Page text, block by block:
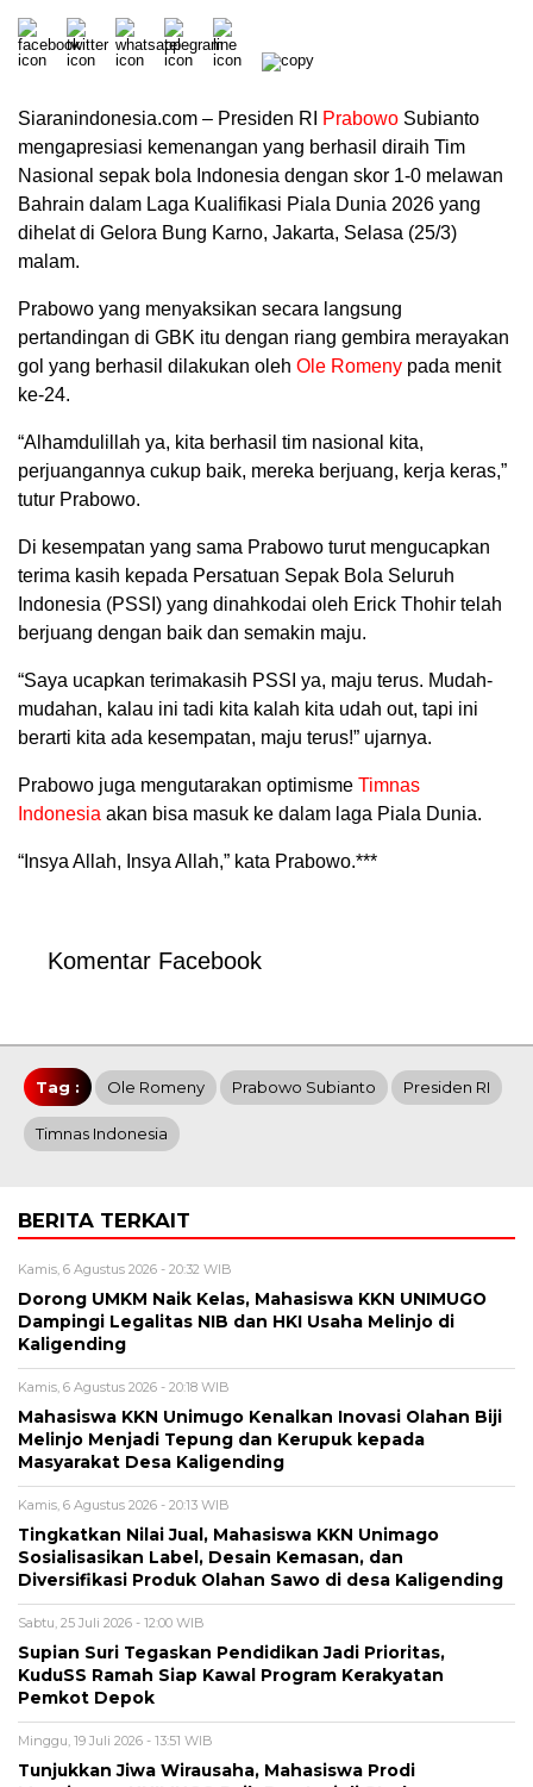
Siaranindonesia.com – Presiden RI Prabowo Subianto
mengapresiasi kemenangan yang berhasil diraih Tim
Nasional sepak bola Indonesia dengan skor 1-0 melawan
Bahrain dalam Laga Kualifikasi Piala Dunia 2026 yang
dihelat di Gelora Bung Karno, Jakarta, Selasa (25/3)
malam.
Prabowo yang menyaksikan secara langsung
pertandingan di GBK itu dengan riang gembira merayakan
gol yang berhasil dilakukan oleh Ole Romeny pada menit
ke-24.
“Alhamdulillah ya, kita berhasil tim nasional kita,
perjuangannya cukup baik, mereka berjuang, kerja keras,”
tutur Prabowo.
Di kesempatan yang sama Prabowo turut mengucapkan
terima kasih kepada Persatuan Sepak Bola Seluruh
Indonesia (PSSI) yang dinahkodai oleh Erick Thohir telah
berjuang dengan baik dan semakin maju.
“Saya ucapkan terimakasih PSSI ya, maju terus. Mudah-
mudahan, kalau ini tadi kita kalah kita udah out, tapi ini
berarti kita ada kesempatan, maju terus!” ujarnya.
Prabowo juga mengutarakan optimisme Timnas
Indonesia akan bisa masuk ke dalam laga Piala Dunia.
“Insya Allah, Insya Allah,” kata Prabowo.***
Komentar Facebook
Tag : Ole Romeny Prabowo Subianto Presiden RI
Timnas Indonesia
BERITA TERKAIT
Kamis, 6 Agustus 2026 - 20:32 WIB
Dorong UMKM Naik Kelas, Mahasiswa KKN UNIMUGO
Dampingi Legalitas NIB dan HKI Usaha Melinjo di
Kaligending
Kamis, 6 Agustus 2026 - 20:18 WIB
Mahasiswa KKN Unimugo Kenalkan Inovasi Olahan Biji
Melinjo Menjadi Tepung dan Kerupuk kepada
Masyarakat Desa Kaligending
Kamis, 6 Agustus 2026 - 20:13 WIB
Tingkatkan Nilai Jual, Mahasiswa KKN Unimago
Sosialisasikan Label, Desain Kemasan, dan
Diversifikasi Produk Olahan Sawo di desa Kaligending
Sabtu, 25 Juli 2026 - 12:00 WIB
Supian Suri Tegaskan Pendidikan Jadi Prioritas,
KuduSS Ramah Siap Kawal Program Kerakyatan
Pemkot Depok
Minggu, 19 Juli 2026 - 13:51 WIB
Tunjukkan Jiwa Wirausaha, Mahasiswa Prodi